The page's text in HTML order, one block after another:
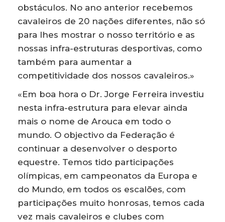
obstáculos. No ano anterior recebemos
cavaleiros de 20 nações diferentes, não só
para lhes mostrar o nosso território e as
nossas infra-estruturas desportivas, como
também para aumentar a
competitividade dos nossos cavaleiros.»
«Em boa hora o Dr. Jorge Ferreira investiu
nesta infra-estrutura para elevar ainda
mais o nome de Arouca em todo o
mundo. O objectivo da Federação é
continuar a desenvolver o desporto
equestre. Temos tido participações
olímpicas, em campeonatos da Europa e
do Mundo, em todos os escalões, com
participações muito honrosas, temos cada
vez mais cavaleiros e clubes com